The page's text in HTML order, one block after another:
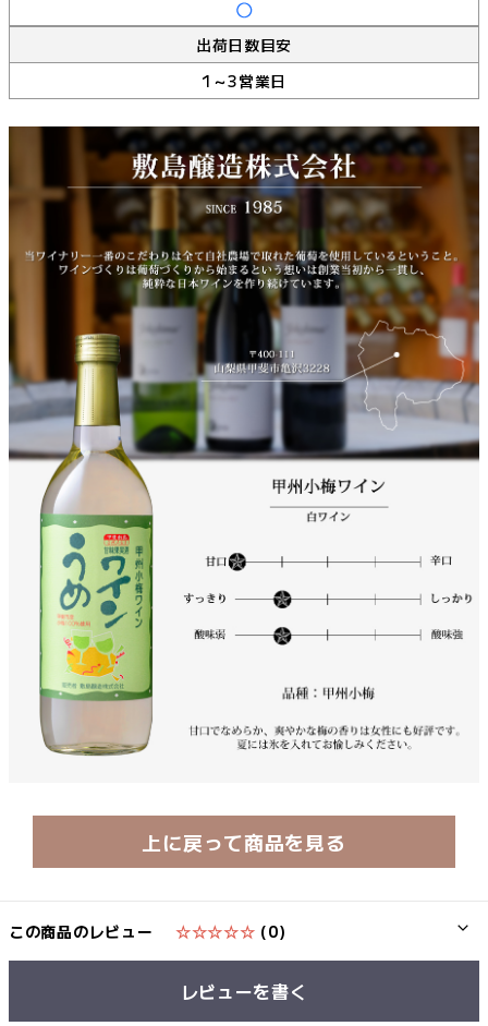
出荷日数目安
1～3営業日
上に戻って商品を見る
この商品のレビュー ☆☆☆☆☆ (0)
レビューを書く